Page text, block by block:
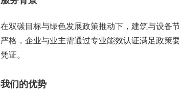
在双碳目标与绿色发展政策推动下，建筑与设备
严格，企业与业主需通过专业能效认证满足政策
凭证。
我们的优势